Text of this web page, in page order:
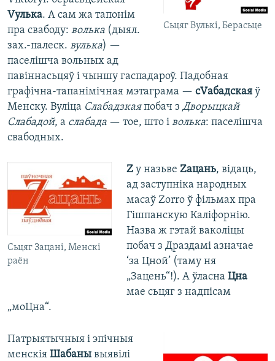
Сьцяг Вулькі, Берасьце
Vулька. А сам жа тапонім
пра свабоду: волька (дыял.
зах.-палеск. вулька) —
паселішча вольных ад
павіннасьцяў і чыншу гаспадароў. Падобная
графічна-тапанімічная мэтаграма — сVабадская ў
Менску. Вуліца Слабадзкаяпобач з Дворыцкай
Слабадой, а слабада — тое, што і волька: паселішча
свабодных.
Сьцяг Зацані, Менскі
раён
Zу назьве Zaцань, відаць,
ад заступніка народных
масаў Zorro ў фільмах пра
Гішпанскую Каліфорнію.
Назва ж гэтай ваколіцы
побач з Драздамі азначае
‘за Цной’ (таму ня
„Зацень“!). А ўласна Цна
мае сьцяг з надпісам
„моЦна“.
Патрыятычныя і эпічныя
менскія Шабаны выявілі